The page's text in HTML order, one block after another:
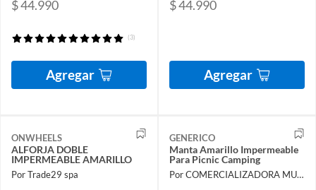
$ 44.990
(3)
Agregar
$ 44.990
Agregar
ONWHEELS
ALFORJA DOBLE
IMPERMEABLE AMARILLO
Por Trade29 spa
GENERICO
Manta Amarillo Impermeable
Para Picnic Camping
Por COMERCIALIZADORA MUNDO ILIMITADO LTDA